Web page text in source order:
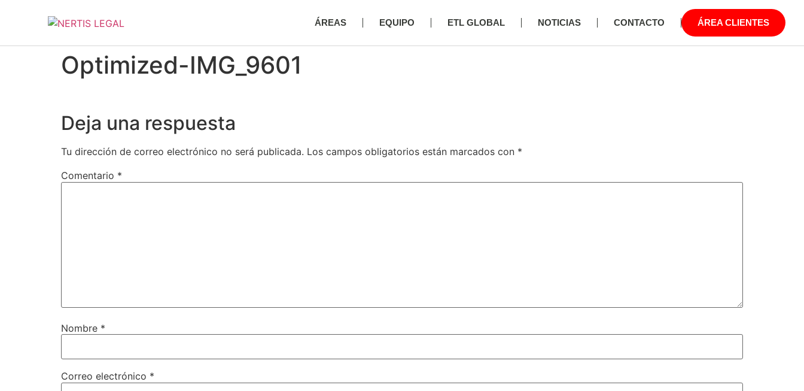
ÁREAS EQUIPO ETL GLOBAL NOTICIAS CONTACTO ÁREA CLIENTES
Optimized-IMG_9601
Deja una respuesta
Tu dirección de correo electrónico no será publicada. Los campos obligatorios están marcados con *
Comentario *
Nombre *
Correo electrónico *